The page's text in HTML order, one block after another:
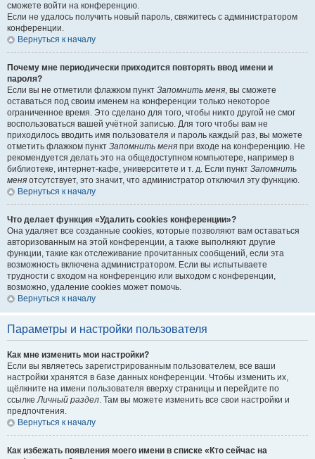
сможете войти на конференцию.
Если не удалось получить новый пароль, свяжитесь с администратором
конференции.
Вернуться к началу
Почему мне периодически приходится повторять ввод имени и
пароля?
Если вы не отметили флажком пункт Запомнить меня, вы сможете
оставаться под своим именем на конференции только некоторое
ограниченное время. Это сделано для того, чтобы никто другой не смог
воспользоваться вашей учётной записью. Для того чтобы вам не
приходилось вводить имя пользователя и пароль каждый раз, вы можете
отметить флажком пункт Запомнить меня при входе на конференцию. Не
рекомендуется делать это на общедоступном компьютере, например в
библиотеке, интернет-кафе, университете и т. д. Если пункт Запомнить
меня отсутствует, это значит, что администратор отключил эту функцию.
Вернуться к началу
Что делает функция «Удалить cookies конференции»?
Она удаляет все созданные cookies, которые позволяют вам оставаться
авторизованным на этой конференции, а также выполняют другие
функции, такие как отслеживание прочитанных сообщений, если эта
возможность включена администратором. Если вы испытываете
трудности с входом на конференцию или выходом с конференции,
возможно, удаление cookies может помочь.
Вернуться к началу
Параметры и настройки пользователя
Как мне изменить мои настройки?
Если вы являетесь зарегистрированным пользователем, все ваши
настройки хранятся в базе данных конференции. Чтобы изменить их,
щёлкните на имени пользователя вверху страницы и перейдите по
ссылкеЛичный раздел. Там вы можете изменить все свои настройки и
предпочтения.
Вернуться к началу
Как избежать появления моего имени в списке «Кто сейчас на